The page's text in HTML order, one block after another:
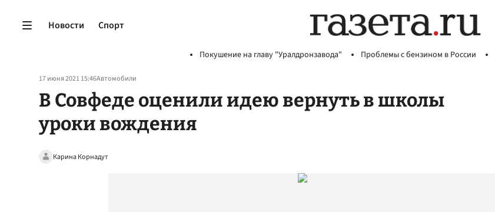
Новости Спорт
Покушение на главу "Уралдронзавода" Проблемы с бензином в России
17 июня 2021 15:46Автомобили
В Совфеде оценили идею вернуть в школы
уроки вождения
Карина Корнадут